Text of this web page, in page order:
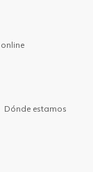
Dónde estamos